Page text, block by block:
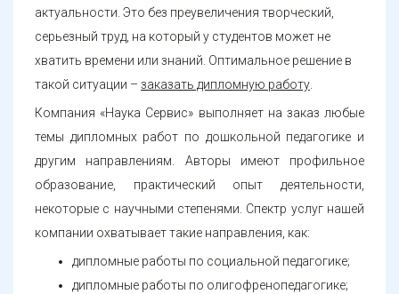
актуальности. Это без преувеличения творческий,
серьезный труд, на который у студентов может не
хватить времени или знаний. Оптимальное решение в
такой ситуации – заказать дипломную работу.
Компания «Наука Сервис» выполняет на заказ любые
темы дипломных работ по дошкольной педагогике и
другим направлениям. Авторы имеют профильное
образование, практический опыт деятельности,
некоторые с научными степенями. Спектр услуг нашей
компании охватывает такие направления, как:
дипломные работы по социальной педагогике;
дипломные работы по олигофренопедагогике;